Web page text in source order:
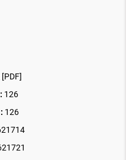
: 126
: 126